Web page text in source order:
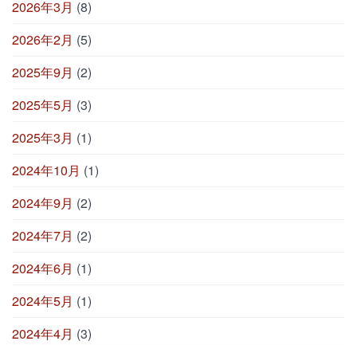
2026年3月 (8)
2026年2月 (5)
2025年9月 (2)
2025年5月 (3)
2025年3月 (1)
2024年10月 (1)
2024年9月 (2)
2024年7月 (2)
2024年6月 (1)
2024年5月 (1)
2024年4月 (3)